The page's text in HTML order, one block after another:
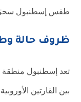
طقس إسطنبول سحرًا
ظروف حالة
تعد إسطنبول منطقة
بين القارتين